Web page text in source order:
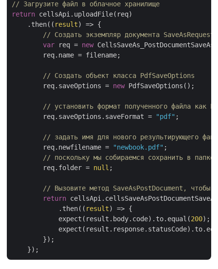
// Загрузите файл в облачное хранилище
return cellsApi.uploadFile(req)
    .then(
( result) => {
// Создать экземпляр документа SaveAsRequest
var req = new
        req.name = filename;
// Создать объект класса PdfSaveOptions
        req.saveOptions =
new PdfSaveOptions();
// установить формат полученного файла как
        req.saveOptions.saveFormat =
"pdf" ;
// задать имя для нового результирующего
        req.newfilename =
"newbook.pdf" ;
// поскольку мы собираемся сохранить в
        req.folder =
null ;
// Вызовите метод SaveAsPostDocument,
return
            .then(
( result) => {
            expect(result.body.code).to.equal(
200);
        });